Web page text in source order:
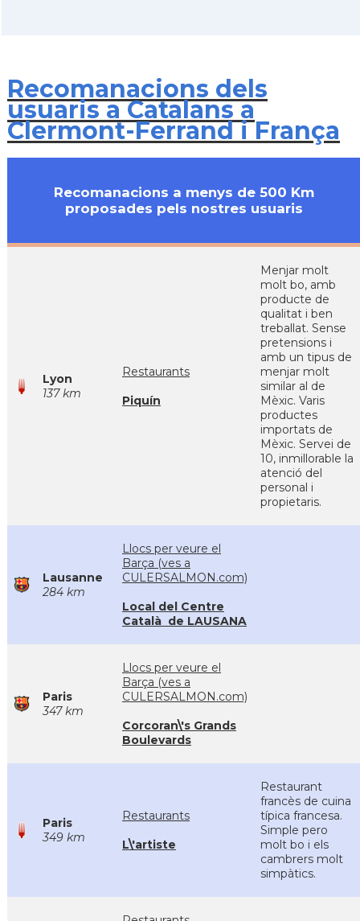
Recomanacions dels
usuaris a Catalans a
Clermont-Ferrand i França
Recomanacions a menys de 500 Km
proposades pels nostres usuaris
Lyon
137 km
Restaurants
Piquín
Menjar molt
molt bo, amb
producte de
qualitat i ben
treballat. Sense
pretensions i
amb un tipus de
menjar molt
similar al de
Mèxic. Varis
productes
importats de
Mèxic. Servei de
10, inmillorable la
atenció del
personal i
propietaris.
Lausanne
284 km
Llocs per veure el
Barça (ves a
CULERSALMON.com)
Local del Centre
Català de LAUSANA
Paris
347 km
Llocs per veure el
Barça (ves a
CULERSALMON.com)
Corcoran\'s Grands
Boulevards
Paris
349 km
Restaurants
L\'artiste
Restaurant
francès de cuina
típica francesa.
Simple pero
molt bo i els
cambrers molt
simpàtics.